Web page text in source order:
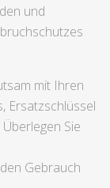
und
mit Ihren
Ersatzschlüssel
Sie
Gebrauch